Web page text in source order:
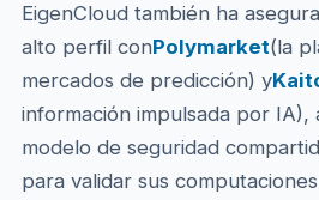
EigenCloud también ha
alto perfil conPolymarket(la
mercados de predicción) y
información impulsada por IA),
modelo de seguridad
para validar sus